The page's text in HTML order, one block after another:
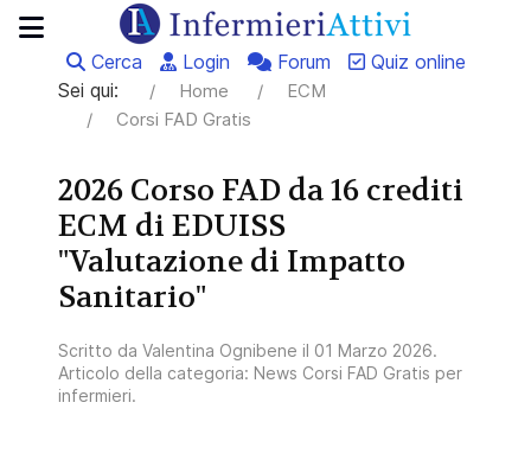
Cerca Login Forum
Quiz online
Sei qui:
Home
ECM
Corsi FAD Gratis
2026 Corso FAD da 16 crediti
ECM di EDUISS
"Valutazione di Impatto
Sanitario"
Scritto da Valentina Ognibene il 01 Marzo 2026.
Articolo della categoria: News Corsi FAD Gratis per
infermieri.